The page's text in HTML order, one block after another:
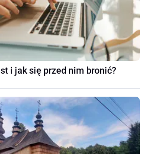
i jak się przed nim bronić?